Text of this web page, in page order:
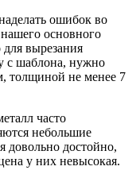
ошибок во
основного
вырезания
с шаблона, нужно
толщиной не менее 7
часто
небольшие
довольно достойно,
у них невысокая.